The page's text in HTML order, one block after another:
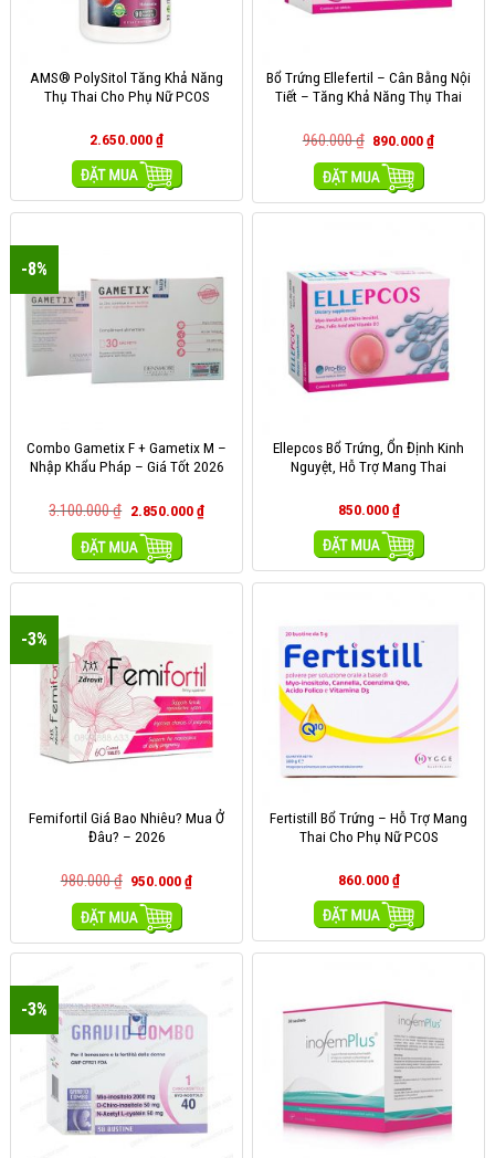
AMS® PolySitol Tăng Khả Năng
Thụ Thai Cho Phụ Nữ PCOS
2.650.000₫
MUA HÀNG
Bổ Trứng Ellefertil – Cân Bằng Nội
Tiết – Tăng Khả Năng Thụ Thai
960.000₫ 890.000₫
MUA HÀNG
-8%
Combo Gametix F + Gametix M –
Nhập Khẩu Pháp – Giá Tốt 2026
3.100.000₫ 2.850.000₫
MUA HÀNG
Ellepcos Bổ Trứng, Ổn Định Kinh
Nguyệt, Hỗ Trợ Mang Thai
850.000₫
MUA HÀNG
-3%
Femifortil Giá Bao Nhiêu? Mua Ở
Đâu? – 2026
980.000₫ 950.000₫
MUA HÀNG
Fertistill Bổ Trứng – Hỗ Trợ Mang
Thai Cho Phụ Nữ PCOS
860.000₫
MUA HÀNG
-3%